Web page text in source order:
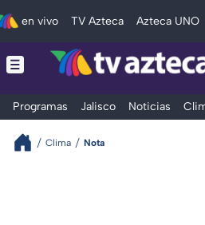
en vivo TV Azteca Azteca UNO
Programas Jalisco Noticias
Clima Nota